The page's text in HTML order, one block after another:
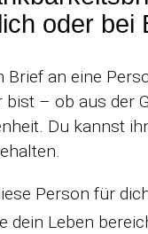
oder bei
Brief an eine
bist – ob aus der
Du kannst
Person für
dein Leben